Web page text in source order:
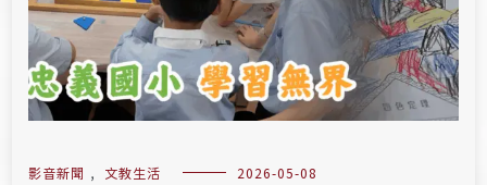
影音新聞 , 文教生活 2026-05-08